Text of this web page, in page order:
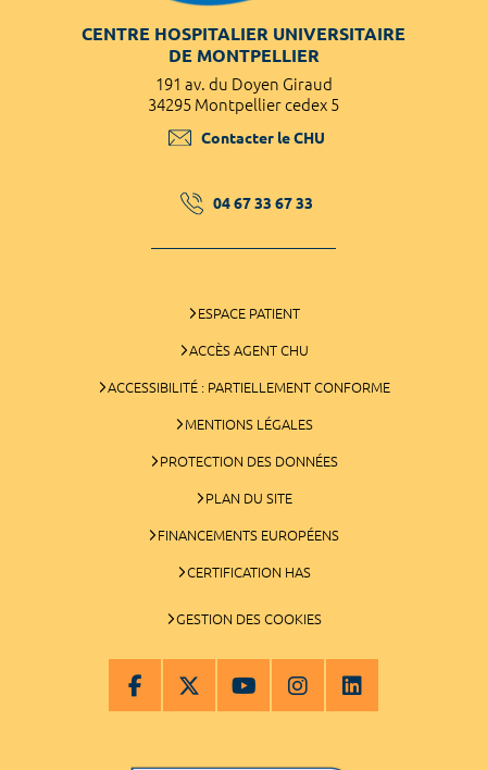
CENTRE HOSPITALIER UNIVERSITAIRE
DE MONTPELLIER
191 av. du Doyen Giraud
34295 Montpellier cedex 5
Contacter le CHU
04 67 33 67 33
ESPACE PATIENT
ACCÈS AGENT CHU
ACCESSIBILITÉ : PARTIELLEMENT CONFORME
MENTIONS LÉGALES
PROTECTION DES DONNÉES
PLAN DU SITE
FINANCEMENTS EUROPÉENS
CERTIFICATION HAS
GESTION DES COOKIES